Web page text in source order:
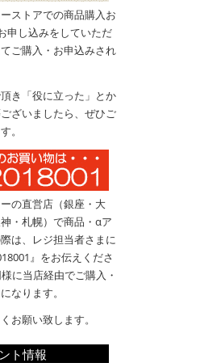
ストアでの商品購入お
申し込みをしていただ
ご購入・お申込みされ
き「役に立った」とか
ざいましたら、ぜひご
。
の直営店（銀座・大
・札幌）で商品・αア
は、レジ担当者さまに
』をお伝えくださ
に当店経由でご購入・
なります。
お願い致します。
ト情報